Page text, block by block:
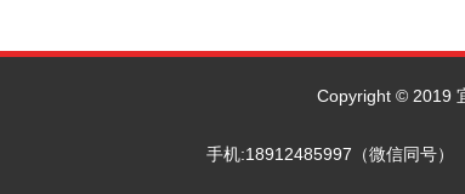
Copyright © 2019
手机:18912485997（微信同号